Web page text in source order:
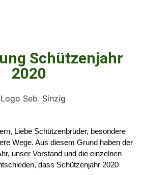
Schützenjahr
2020
Liebe Schützenbrüder, besondere
Wege. Aus diesem Grund haben der
unser Vorstand und die einzelnen
dass Schützenjahr 2020